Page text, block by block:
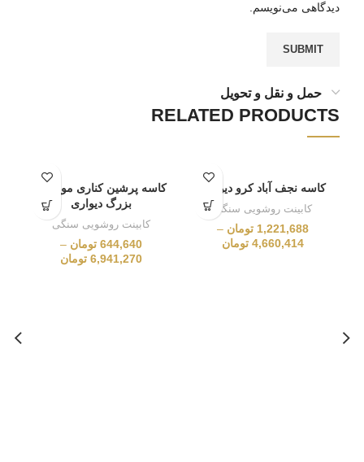
دیدگاهی می‌نویسم.
حمل و نقل و تحویل
RELATED PRODUCTS
کاسه نجف آباد کرو دیواری
کابینت روشویی سنگی
1,221,688 تومان –
4,660,414 تومان
کاسه پرشین کناری موج دار
بزرگ دیواری
کابینت روشویی سنگی
644,640 تومان –
6,941,270 تومان